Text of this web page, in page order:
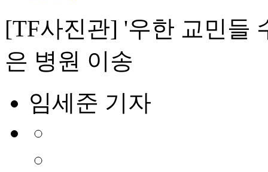
[TF사진관] '우한 교민들
은 병원 이송
임세준 기자